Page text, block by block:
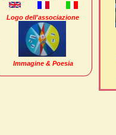
Logo dell'associazione
Immagine & Poesia